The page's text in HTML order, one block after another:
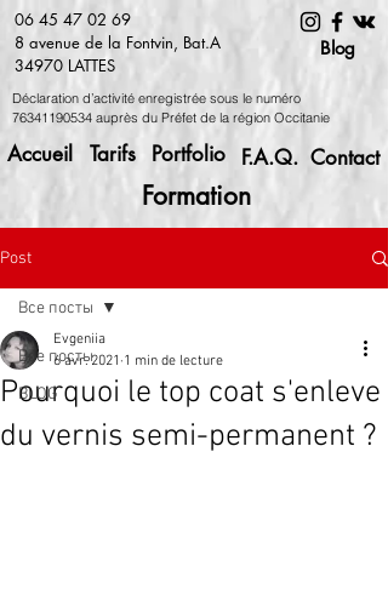
06 45 47 02 69
8 avenue de la Fontvin, Bat.A
34970 LATTES
Blog
Déclaration d’activité enregistrée sous le numéro
76341190534 auprès du Préfet de la région Occitanie
Accueil Tarifs Portfolio F.A.Q. Contact
Formation
Post
Все посты
BLOG
Все посты
Pourquoi le top coat s'enleve
du vernis semi-permanent ?
Evgeniia
6 avr. 2021 1 min de lecture